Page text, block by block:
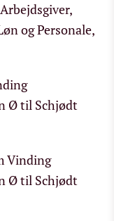
og Personale,
Ø til Schjødt
Vinding
Ø til Schjødt